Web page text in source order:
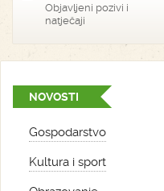
Objavljeni pozivi i
natječaji
NOVOSTI
Gospodarstvo
Kultura i sport